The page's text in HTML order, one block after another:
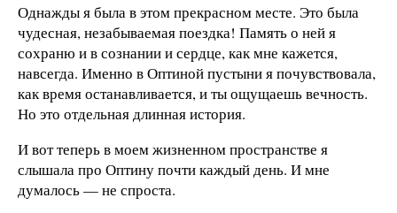
Однажды я была в этом прекрасном месте. Это была
чудесная, незабываемая поездка! Память о ней я
сохраню и в сознании и сердце, как мне кажется,
навсегда. Именно в Оптиной пустыни я почувствовала,
как время останавливается, и ты ощущаешь вечность.
Но это отдельная длинная история.
И вот теперь в моем жизненном пространстве я
слышала про Оптину почти каждый день. И мне
думалось — не спроста.